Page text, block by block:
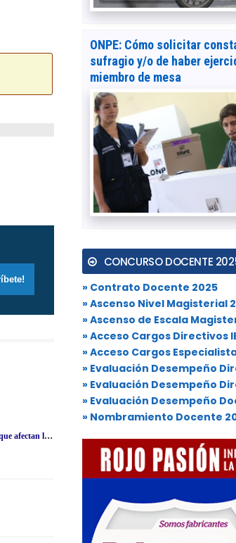
D. S. Nº 130-2022-PCM.- Derogan el D. S. N° 016-2022-PCM, D. S. que declara Estado de Emergencia Nacional por las circunstancias que afectan la vida y salud de las personas como consecuencia de la COVID-19 y establece nuevas medidas para el restablecimiento de la convivencia social, sus prórrogas y modificaciones
ONPE: Cómo solicitar
sufragio y/o de haber
miembro de mesa
CONCURSO DOCENTE
» Contrato Docente 2025
» Ascenso Nivel Magisterial
» Ascenso de Escala
» Acceso Cargos Directivos
» Acceso Cargos
» Evaluación Desempeño
» Evaluación Desempeño
» Evaluación Desempeño
» Nombramiento Docente